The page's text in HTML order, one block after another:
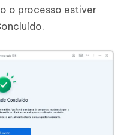
o processo estiver